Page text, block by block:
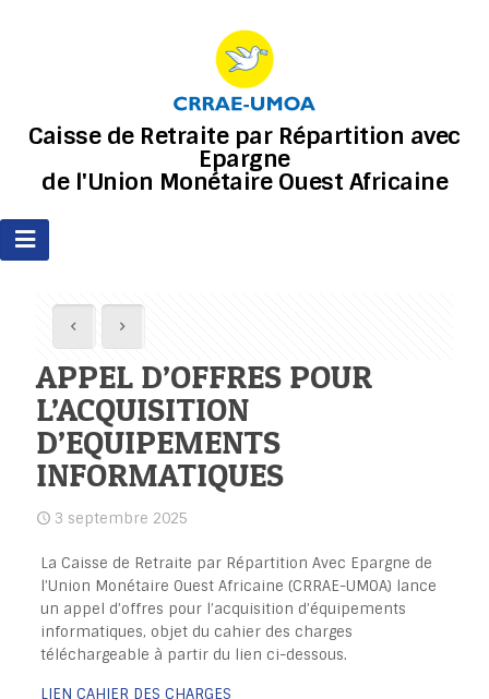
Caisse de Retraite par Répartition avec
Epargne
de l'Union Monétaire Ouest Africaine
APPEL D’OFFRES POUR
L’ACQUISITION
D’EQUIPEMENTS
INFORMATIQUES
3 septembre 2025
La Caisse de Retraite par Répartition Avec Epargne de
l’Union Monétaire Ouest Africaine (CRRAE-UMOA) lance
un appel d’offres pour l’acquisition d’équipements
informatiques, objet du cahier des charges
téléchargeable à partir du lien ci-dessous.
LIEN CAHIER DES CHARGES